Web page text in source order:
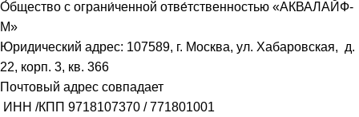
О́бщество с ограни́ченной отве́тственностью «АКВАЛАЙФ-
М»
Юридический адрес: 107589, г. Москва, ул. Хабаровская, д.
22, корп. 3, кв. 366
Почтовый адрес совпадает
ИНН /КПП 9718107370 /771801001